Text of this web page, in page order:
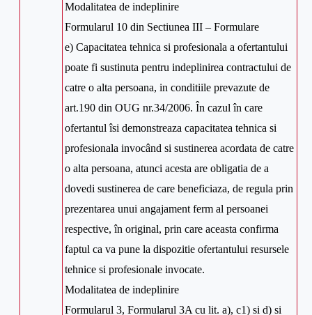
Modalitatea de indeplinire
Formularul 10 din Sectiunea III – Formulare
e) Capacitatea tehnica si profesionala a ofertantului
poate fi sustinuta pentru indeplinirea contractului de
catre o alta persoana, in conditiile prevazute de
art.190 din OUG nr.34/2006. În cazul în care
ofertantul îsi demonstreaza capacitatea tehnica si
profesionala invocând si sustinerea acordata de catre
o alta persoana, atunci acesta are obligatia de a
dovedi sustinerea de care beneficiaza, de regula prin
prezentarea unui angajament ferm al persoanei
respective, în original, prin care aceasta confirma
faptul ca va pune la dispozitie ofertantului resursele
tehnice si profesionale invocate.
Modalitatea de indeplinire
Formularul 3, Formularul 3A cu lit. a), c1) si d) si